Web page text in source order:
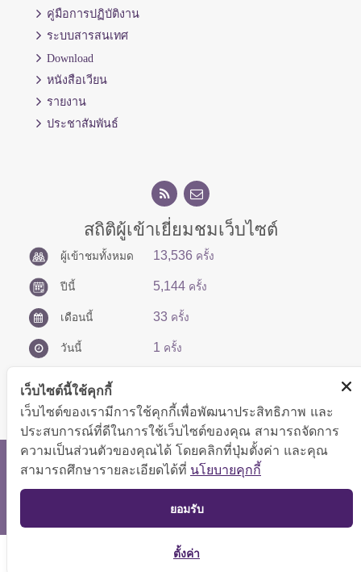
คู่มือการปฏิบัติงาน
ระบบสารสนเทศ
Download
หนังสือเวียน
รายงาน
ประชาสัมพันธ์
สถิติผู้เข้าเยี่ยมชมเว็บไซต์
ผู้เข้าชมทั้งหมด 13,536 ครั้ง
ปีนี้ 5,144 ครั้ง
เดือนนี้ 33 ครั้ง
วันนี้ 1 ครั้ง
สงวนลิขสิทธิ์ © 2566 กองบริหารการคลัง
แสดงผลได้ดีที่ขนาดหน้าจอ 1024x768 pixel
แผนผังเว็บไซต์
TOP
เว็บไซต์นี้ใช้คุกกี้
เว็บไซต์ของเรามีการใช้คุกกี้เพื่อพัฒนาประสิทธิภาพ และ
ประสบการณ์ที่ดีในการใช้เว็บไซต์ของคุณ สามารถจัดการ
ความเป็นส่วนตัวของคุณได้ โดยคลิกที่ปุ่มตั้งค่า และคุณ
สามารถศึกษารายละเอียดได้ที่ นโยบายคุกกี้
ยอมรับ
ตั้งค่า